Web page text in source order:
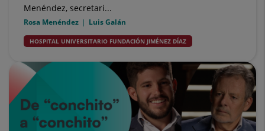
Menéndez, secretari...
Rosa Menéndez Luis Galán
HOSPITAL UNIVERSITARIO FUNDACIÓN JIMÉNEZ DÍAZ